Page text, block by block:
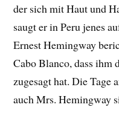
der sich mit Haut und
saugt er in Peru jenes
Ernest Hemingway
Cabo Blanco, dass ihm
zugesagt hat. Die Tage
auch Mrs. Hemingway